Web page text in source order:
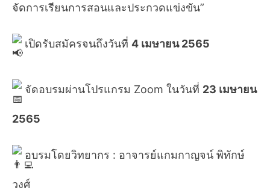
จัดการเรียนการสอนและประกวดแข่งขัน”
เปิดรับสมัครจนถึงวันที่ 4 เมษายน 2565
จัดอบรมผ่านโปรแกรม Zoom ในวันที่ 23 เมษายน
2565
อบรมโดยวิทยากร : อาจารย์แกมกาญจน์ พิทักษ์
วงศ์